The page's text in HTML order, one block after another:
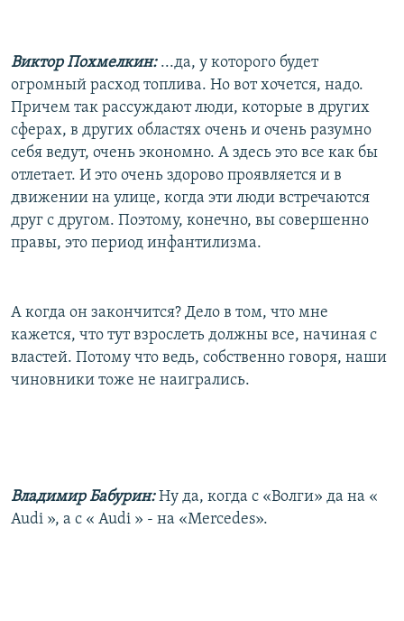
Виктор Похмелкин: ...да, у которого будет
огромный расход топлива. Но вот хочется, надо.
Причем так рассуждают люди, которые в других
сферах, в других областях очень и очень разумно
себя ведут, очень экономно. А здесь это все как бы
отлетает. И это очень здорово проявляется и в
движении на улице, когда эти люди встречаются
друг с другом. Поэтому, конечно, вы совершенно
правы, это период инфантилизма.
А когда он закончится? Дело в том, что мне
кажется, что тут взрослеть должны все, начиная с
властей. Потому что ведь, собственно говоря, наши
чиновники тоже не наигрались.
Владимир Бабурин:Ну да, когда с «Волги» да на «
Audi », а с « Audi » - на «Mercedes».